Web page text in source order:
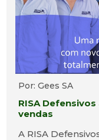
Por: Gees SA
RISA
vendas
A RISA